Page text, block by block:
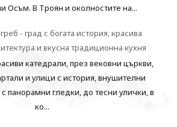
Осъм. В Троян и околностите на...
- град с богата история, красива
и вкусна традиционна кухня
катедрали, през вековни църкви,
и улици с история, внушителни
панорамни гледки, до тесни улички, в
ко...